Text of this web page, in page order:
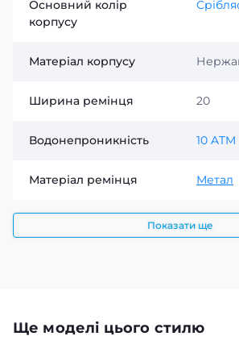
Основний колір
корпусу
Матеріал корпусу
Ширина ремінця 20
Водонепроникність 10 ATM
Матеріал ремінця Метал
Показати ще
Ще моделі цього стилю